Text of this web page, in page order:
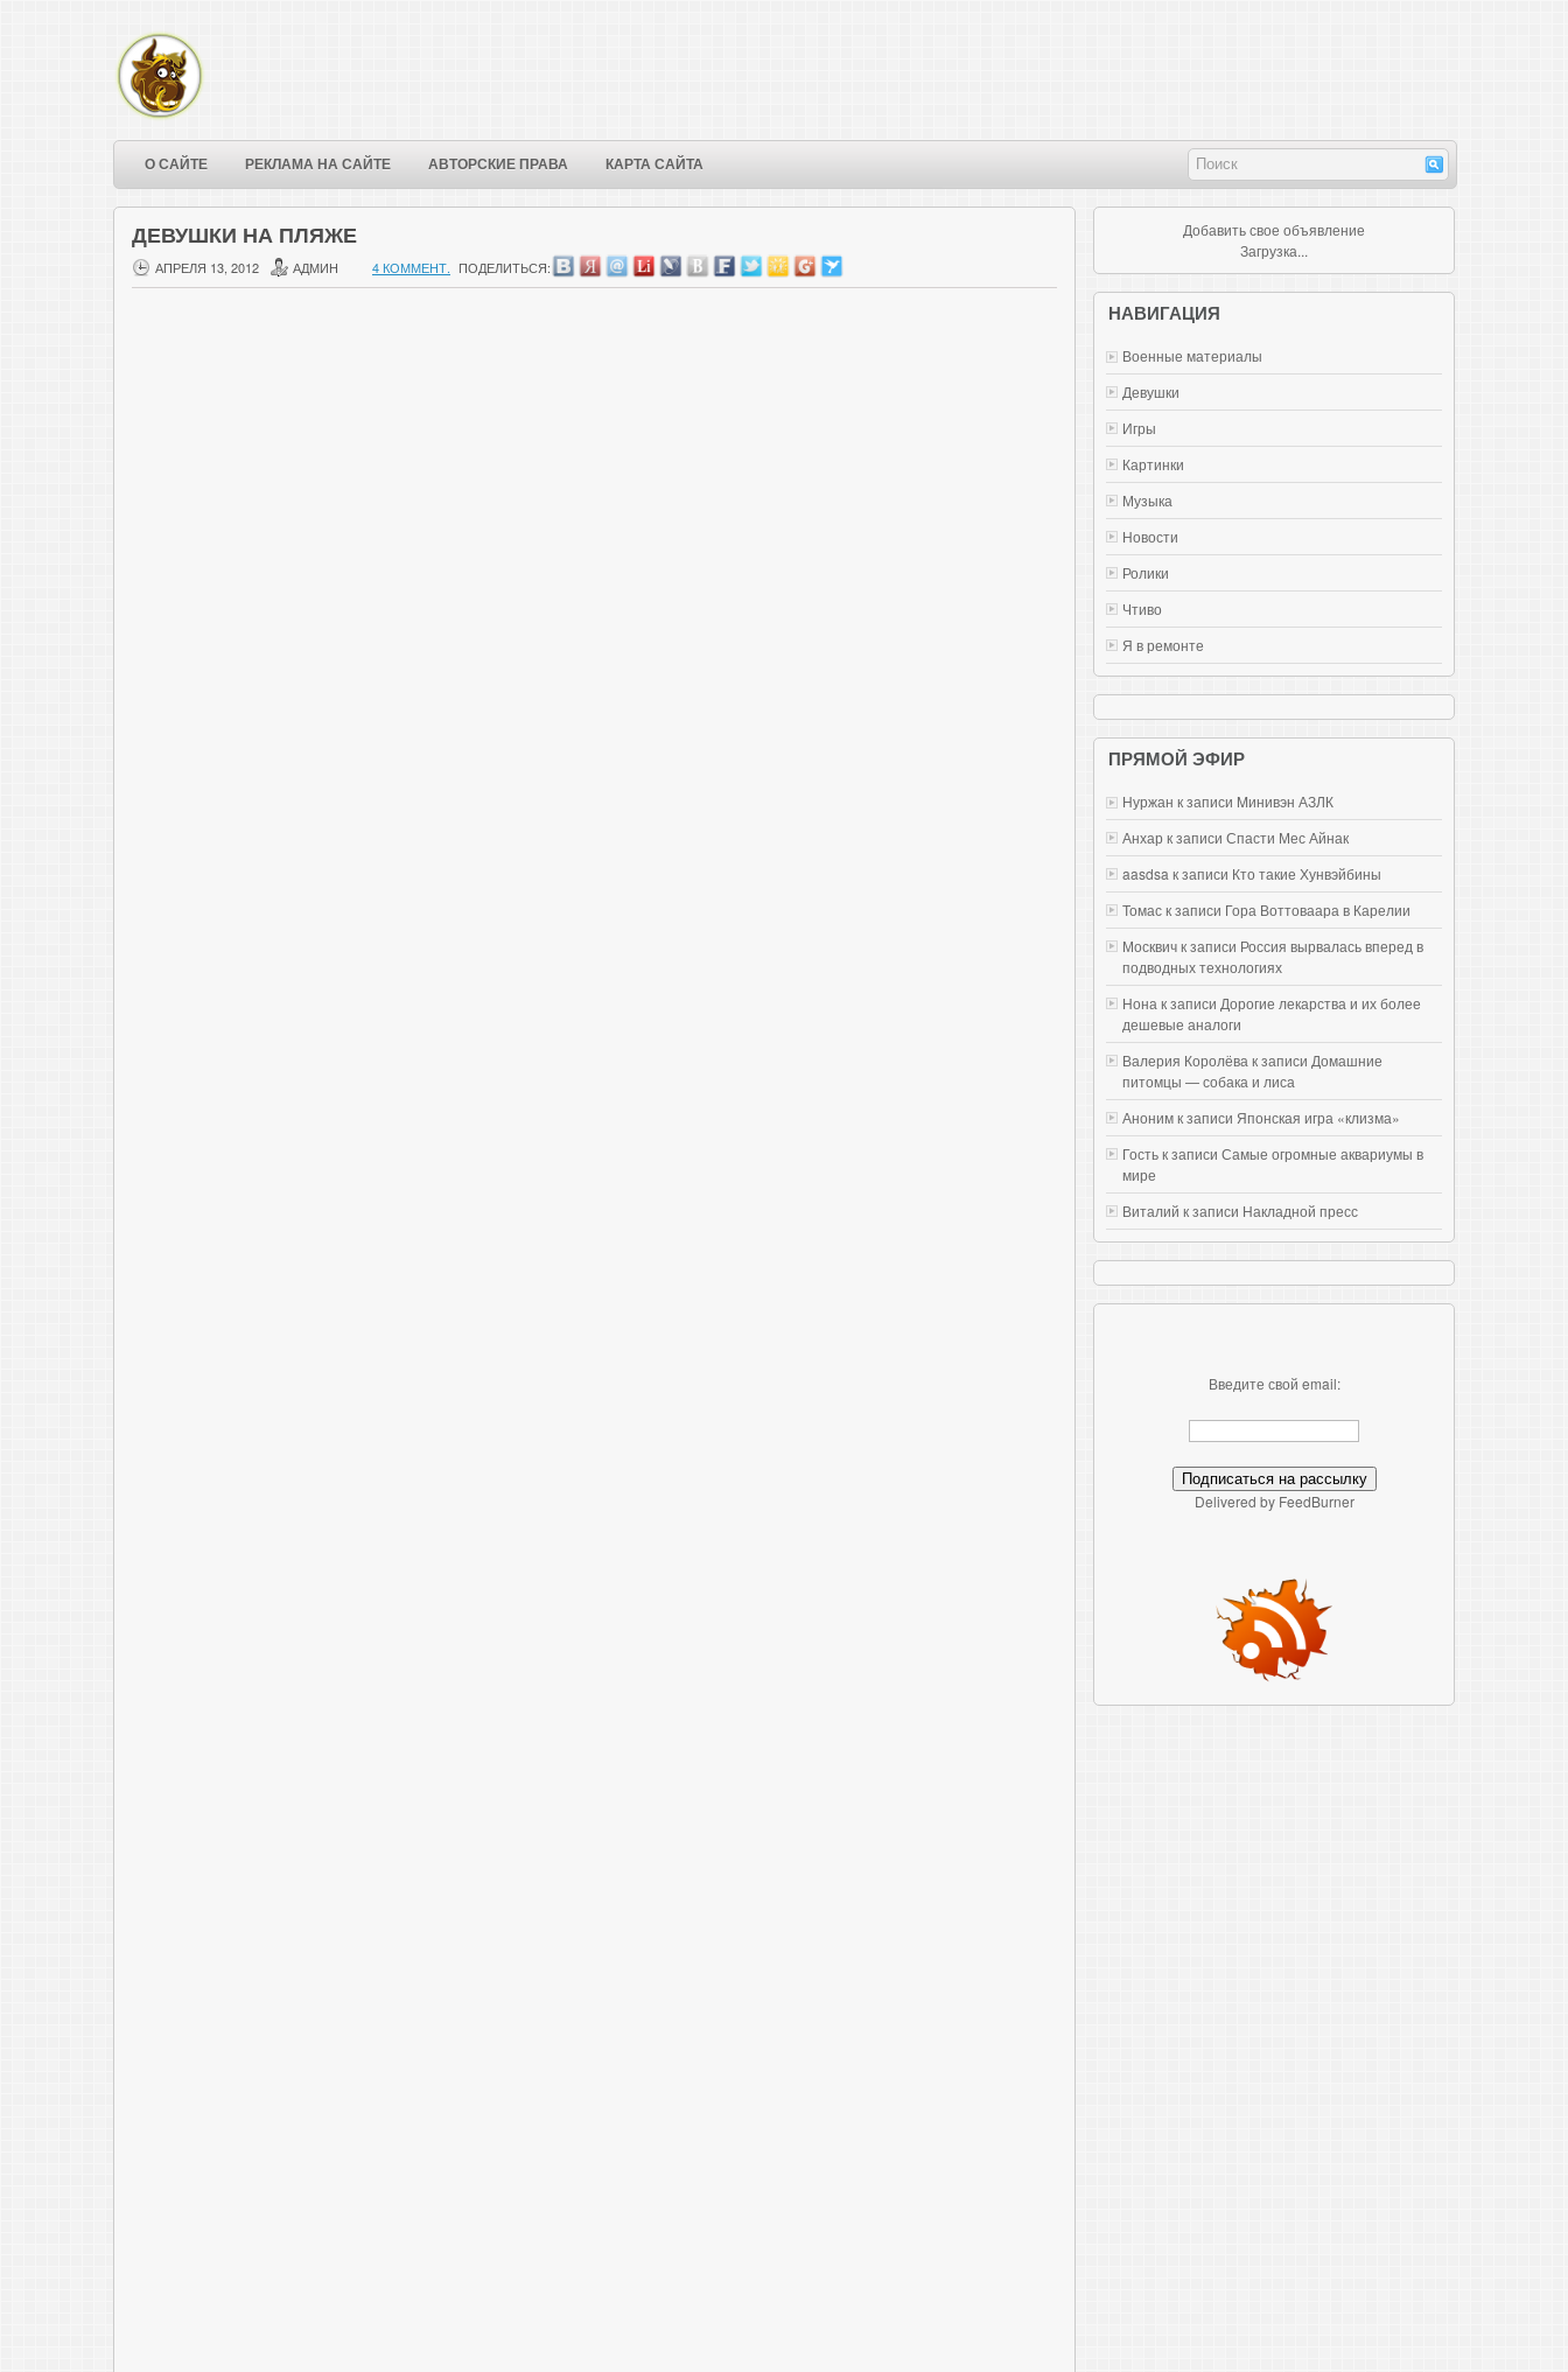
О САЙТЕ РЕКЛАМА НА САЙТЕ АВТОРСКИЕ ПРАВА КАРТА САЙТА
ДЕВУШКИ НА ПЛЯЖЕ
АПРЕЛЯ 13, 2012 АДМИН 4 КОММЕНТ. ПОДЕЛИТЬСЯ:
Добавить свое объявление
Загрузка...
НАВИГАЦИЯ
Военные материалы
Девушки
Игры
Картинки
Музыка
Новости
Ролики
Чтиво
Я в ремонте
ПРЯМОЙ ЭФИР
Нуржан к записи Mинивэн АЗЛК
Анхар к записи Спасти Мес Айнак
aasdsa к записи Кто такие Хунвэйбины
Томас к записи Гора Воттоваара в Карелии
Москвич к записи Россия вырвалась вперед в
подводных технологиях
Нона к записи Дорогие лекарства и их более
дешевые аналоги
Валерия Королёва к записи Домашние
питомцы — собака и лиса
Аноним к записи Японская игра «клизма»
Гость к записи Самые огромные аквариумы в
мире
Виталий к записи Накладной пресс
Введите свой email:
Delivered by FeedBurner